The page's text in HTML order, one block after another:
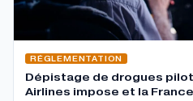
RÉGLEMENTATION
Dépistage de drogues
Airlines impose et la